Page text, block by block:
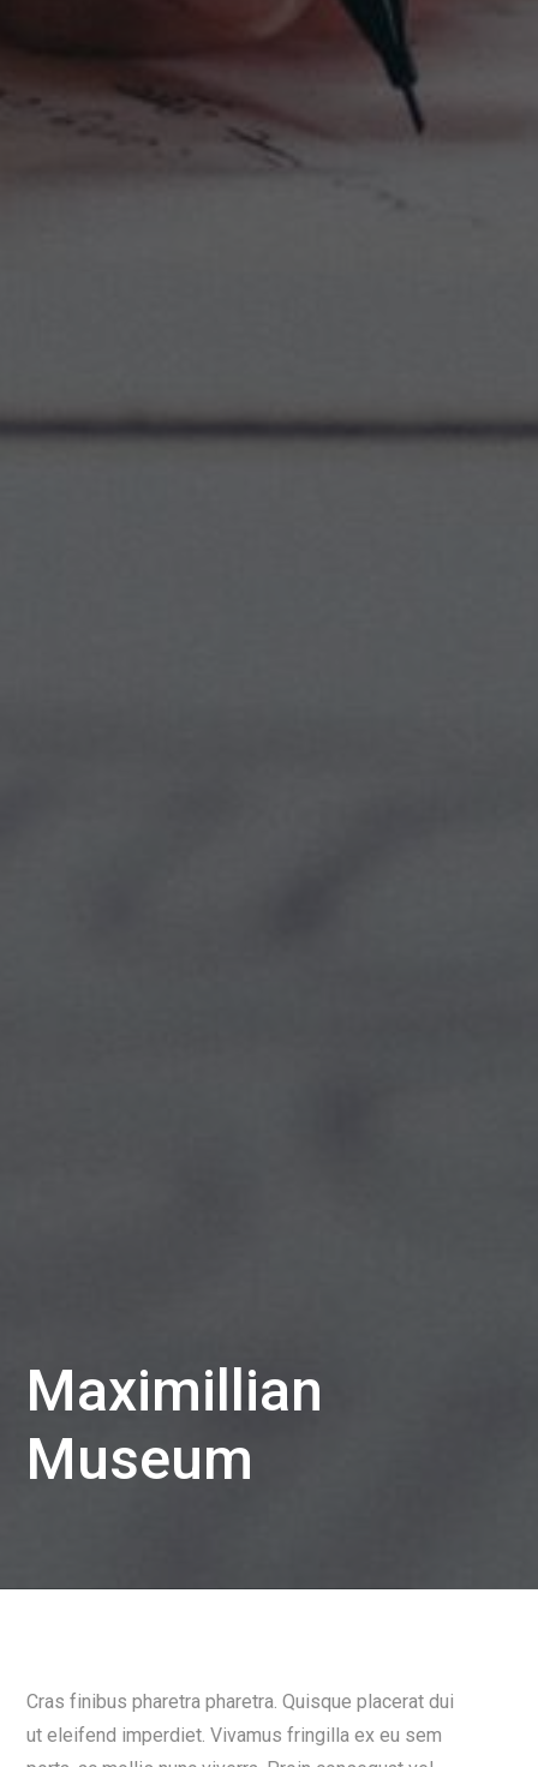
Maximillian
Museum
Cras finibus pharetra pharetra. Quisque placerat dui
ut eleifend imperdiet. Vivamus fringilla ex eu sem